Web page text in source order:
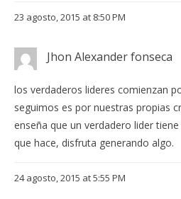
23 agosto, 2015 at 8:50 PM
Jhon Alexander fonseca
los verdaderos lideres comienzan
seguimos es por nuestras propias
enseña que un verdadero lider
que hace, disfruta generando algo.
24 agosto, 2015 at 5:55 PM